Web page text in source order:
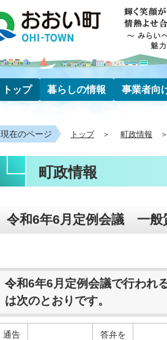
トップ 暮らしの情報 事業者向
現在のページ トップ 町政情報
町政情報
令和6年6月定例会議 一般
令和6年6月定例会議で行われ
は次のとおりです。
通告
答弁を